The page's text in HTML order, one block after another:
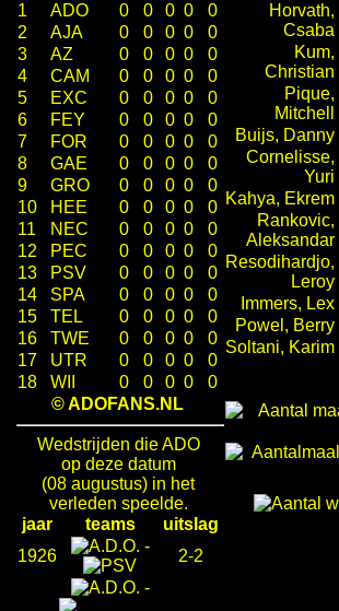
1
ADO 0 0 0 0
0
2
AJA 0 0 0 0
0
3
AZ 0 0 0 0
0
4
CAM 0 0 0 0
0
5
EXC 0 0 0 0
0
6
FEY 0 0 0 0
0
7
FOR 0 0 0 0
0
8
GAE 0 0 0 0
0
9
GRO 0 0 0 0
0
10
HEE 0 0 0 0
0
11
NEC 0 0 0 0
0
12
PEC 0 0 0 0
0
13
PSV 0 0 0 0
0
14
SPA 0 0 0 0
0
15
TEL 0 0 0 0
0
16
TWE 0 0 0 0
0
17
UTR 0 0 0 0
0
18
WII 0 0 0 0
0
© ADOFANS.NL
Wedstrijden die ADO
op deze datum
(08 augustus) in het
verleden speelde.
jaar
teams
uitslag
1926
-
2-2
-
Horvath,
Csaba
Kum,
Christian
Pique,
Mitchell
Buijs, Danny
Cornelisse,
Yuri
Kahya, Ekrem
Rankovic,
Aleksandar
Resodihardjo,
Leroy
Immers, Lex
Powel, Berry
Soltani, Karim